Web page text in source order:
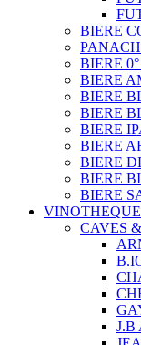
BIERE
BIERE
BIERE
BIERE
BIERE
BIERE
BIERE
BIERE
BIERE
BIERE
VINOTHEQUE
CAVES
J.B